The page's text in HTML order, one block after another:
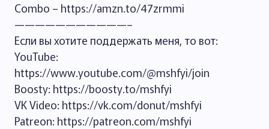
Combo – https://amzn.to/47zrmmi
———————————–
Если вы хотите поддержать меня, то вот:
YouTube:
https://www.youtube.com/@mshfyi/join
Boosty: https://boosty.to/mshfyi
VK Video: https://vk.com/donut/mshfyi
Patreon: https://patreon.com/mshfyi